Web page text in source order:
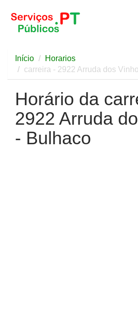
Início
Horarios
carreira - 2922 Arruda dos
Horário da
2922 Arruda
- Bulhaco